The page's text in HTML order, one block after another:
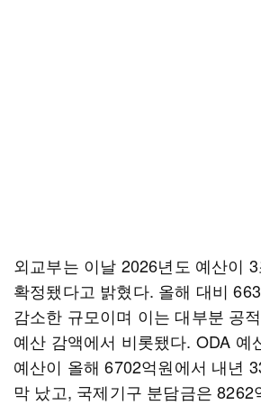
외교부는 이날 2026년도 예산이
확정됐다고 밝혔다. 올해 대비
감소한 규모이며 이는 대부분 공
예산 감액에서 비롯됐다. ODA 예
예산이 올해 6702억원에서 내년
막 났고, 국제기구 분담금은 8262